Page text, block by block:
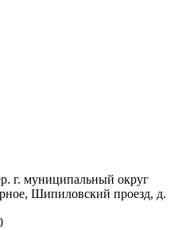
г. муниципальный округ
Шипиловский проезд, д.